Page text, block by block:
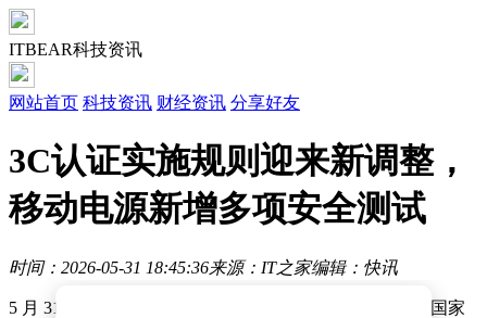
ITBEAR科技资讯
网站首页 科技资讯 财经资讯 分享好友
3C认证实施规则迎来新调整，
移动电源新增多项安全测试
时间：2026-05-31 18:45:36来源：IT之家编辑：快讯
5 月 31 日消息，据央视新闻今日报道，市场监管总局（国家